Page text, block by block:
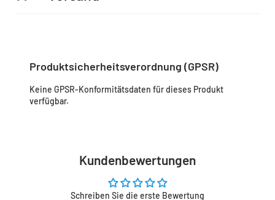
Produktsicherheitsverordnung (GPSR)
Keine GPSR-Konformitätsdaten für dieses Produkt
verfügbar.
Kundenbewertungen
Schreiben Sie die erste Bewertung